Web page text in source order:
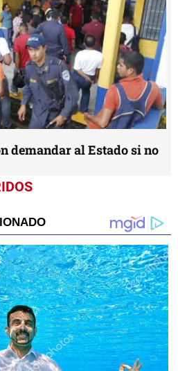
demandar al Estado si no